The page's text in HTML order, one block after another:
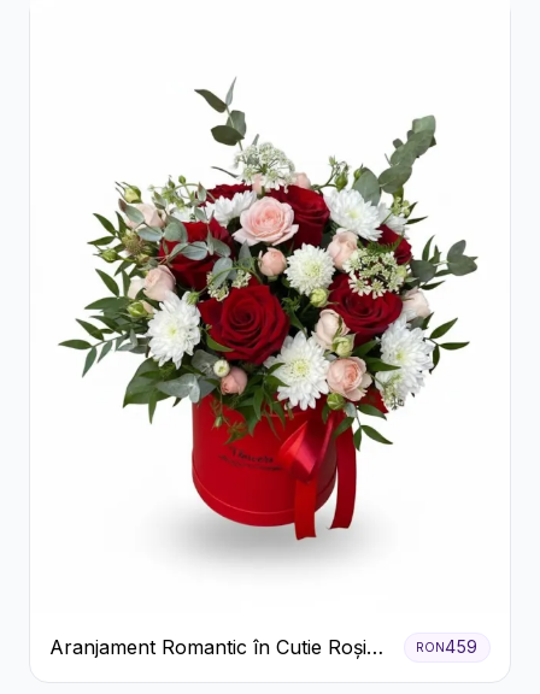
Aranjament Romantic în Cutie Roșie
cu Trandafiri și Crizanteme
RON459